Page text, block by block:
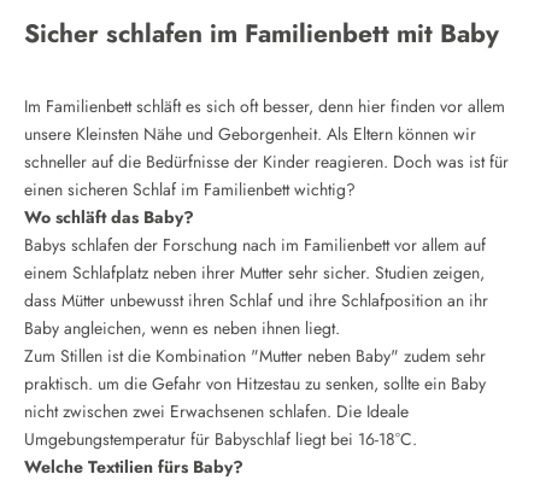
Sicher schlafen im Familienbett mit Baby
Im Familienbett schläft es sich oft besser, denn hier finden vor allem
unsere Kleinsten Nähe und Geborgenheit. Als Eltern können wir
schneller auf die Bedürfnisse der Kinder reagieren. Doch was ist für
einen sicheren Schlaf im Familienbett wichtig?
Wo schläft das Baby?
Babys schlafen der Forschung nach im Familienbett vor allem auf
einem Schlafplatz neben ihrer Mutter sehr sicher. Studien zeigen,
dass Mütter unbewusst ihren Schlaf und ihre Schlafposition an ihr
Baby angleichen, wenn es neben ihnen liegt.
Zum Stillen ist die Kombination "Mutter neben Baby" zudem sehr
praktisch. um die Gefahr von Hitzestau zu senken, sollte ein Baby
nicht zwischen zwei Erwachsenen schlafen. Die Ideale
Umgebungstemperatur für Babyschlaf liegt bei 16-18°C.
Welche Textilien fürs Baby?